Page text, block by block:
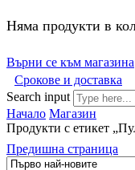
Няма продукти в
Върни се към магазина
Срокове и доставка
Search input
Начало Магазин
Продукти с етикет
Предишна страница